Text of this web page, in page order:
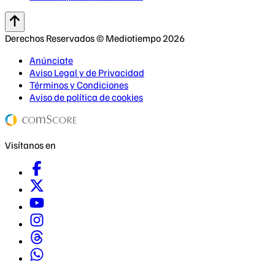
Derechos Reservados © Mediotiempo 2026
Anúnciate
Aviso Legal y de Privacidad
Términos y Condiciones
Aviso de política de cookies
Visítanos en